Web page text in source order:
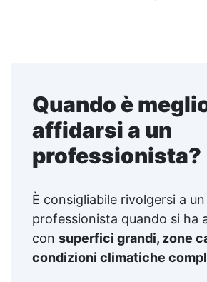
Quando è
affidarsi a un
professionista?
È consigliabile rivolgersi a un
professionista quando si ha
con superfici grandi, zone
condizioni climatiche